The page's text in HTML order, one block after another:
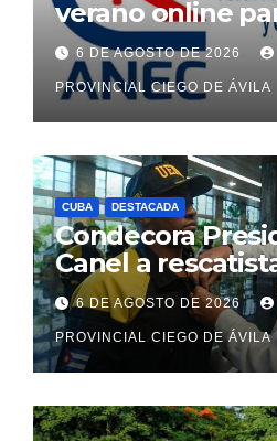
verano online
económicos y
6 DE AGOSTO DE 2026
PROVINCIAL CIEGO DE ÁVILA
CUBA DESTACADA
Condecora
Canel a
que ayudaron
6 DE AGOSTO DE 2026
PROVINCIAL CIEGO DE ÁVILA